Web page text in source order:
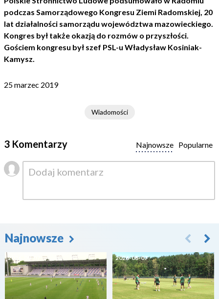
podczas Samorządowego Kongresu Ziemi Radomskiej, 20
lat działalności samorządu województwa mazowieckiego.
Kongres był także okazją do rozmów o przyszłości.
Gościem kongresu był szef PSL-u Władysław Kosiniak-
Kamysz.
25 marzec 2019
Wiadomości
3 Komentarzy Popularne
Najnowsze
Najnowsze
2026-08-07 2026-08-07